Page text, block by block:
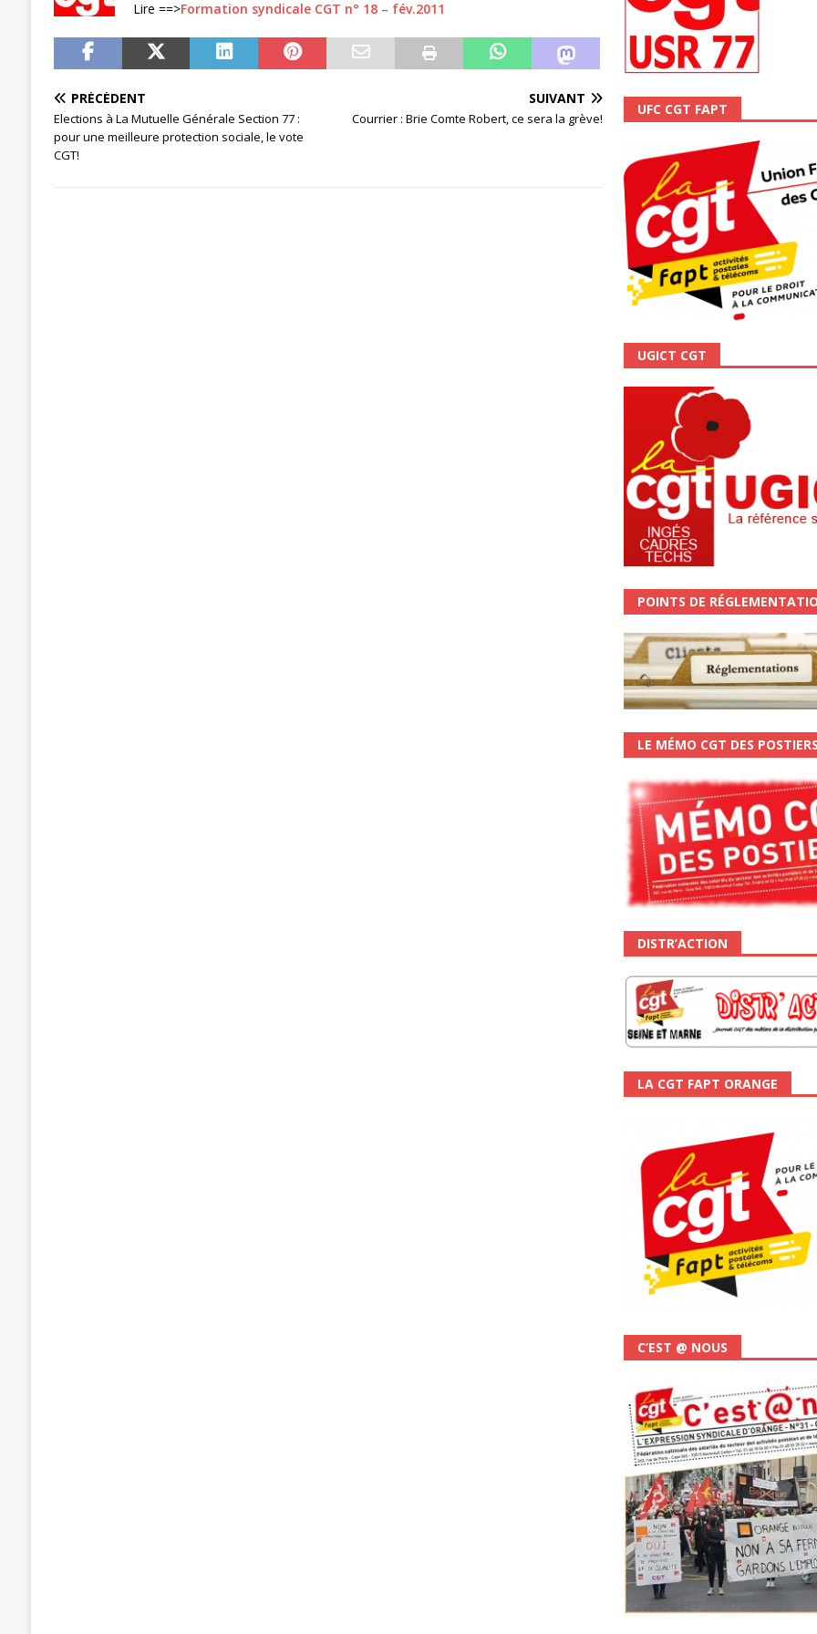
Lire ==>Formation syndicale CGT n° 18 – fév.2011
PRÉCÉDENT
Elections à La Mutuelle Générale Section 77 :
pour une meilleure protection sociale, le vote
CGT!
SUIVANT
Courrier : Brie Comte Robert, ce sera la grève!
UFC CGT FAPT
UGICT CGT
POINTS DE
LE MÉMO CGT DES
DISTR’ACTION
LA CGT FAPT ORANGE
C’EST @ NOUS